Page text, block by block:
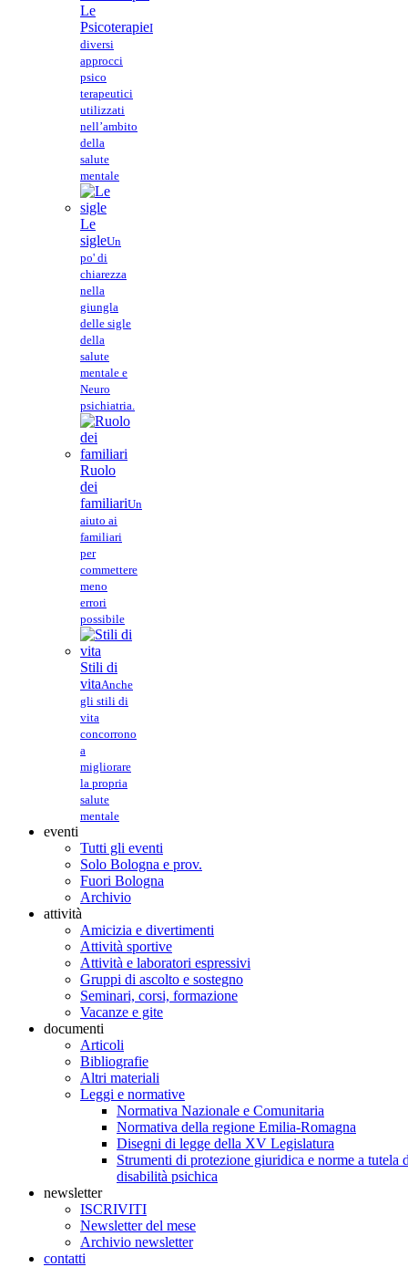
Le
PsicoterapieI
diversi
approcci
psico
terapeutici
utilizzati
nell’ambito
della
salute
mentale
Le
sigleUn
po' di
chiarezza
nella
giungla
delle sigle
della
salute
mentale e
Neuro
psichiatria.
Ruolo
dei
familiariUn
aiuto ai
familiari
per
commettere
meno
errori
possibile
Stili di
vitaAnche
gli stili di
vita
concorrono
a
migliorare
la propria
salute
mentale
eventi
Tutti gli eventi
Solo Bologna e prov.
Fuori Bologna
Archivio
attività
Amicizia e divertimenti
Attività sportive
Attività e laboratori espressivi
Gruppi di ascolto e sostegno
Seminari, corsi, formazione
Vacanze e gite
documenti
Articoli
Bibliografie
Altri materiali
Leggi e normative
Normativa Nazionale e Comunitaria
Normativa della regione Emilia-Romagna
Disegni di legge della XV Legislatura
Strumenti di protezione giuridica e norme a tutela
disabilità psichica
newsletter
ISCRIVITI
Newsletter del mese
Archivio newsletter
contatti